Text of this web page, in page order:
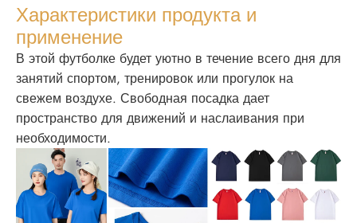
Характеристики продукта и
применение
В этой футболке будет уютно в течение всего дня для
занятий спортом, тренировок или прогулок на
свежем воздухе. Свободная посадка дает
пространство для движений и наслаивания при
необходимости.